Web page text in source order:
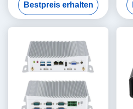
Bestpreis erhalten